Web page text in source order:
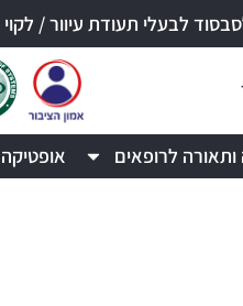
לבעלי תעודת עיוור / לקוי ראייה.
לרופאים